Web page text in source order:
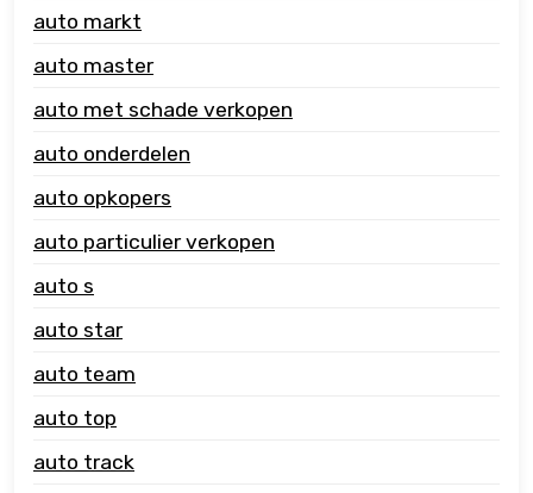
auto markt
auto master
auto met schade verkopen
auto onderdelen
auto opkopers
auto particulier verkopen
auto s
auto star
auto team
auto top
auto track